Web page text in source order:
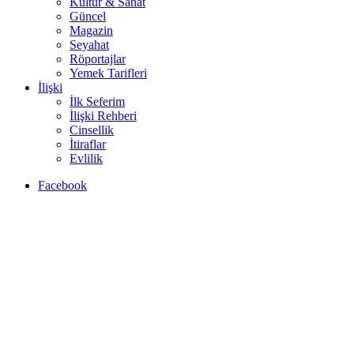
Güncel
Magazin
Seyahat
Röportajlar
Yemek Tarifleri
İlişki
İlk Seferim
İlişki Rehberi
Cinsellik
İtiraflar
Evlilik
Facebook